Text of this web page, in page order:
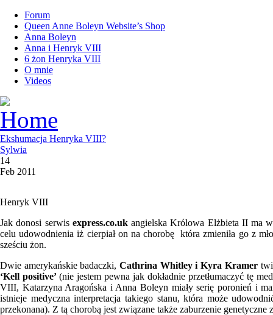
Forum
Queen Anne Boleyn Website’s Shop
Anna Boleyn
Anna i Henryk VIII
6 żon Henryka VIII
O mnie
Videos
Ekshumacja Henryka VIII?
Sylwia
14
Feb 2011
Henryk VIII
Jak donosi serwis express.co.ukangielska Królowa Elżbieta II ma
celu udowodnienia iż cierpiał on na chorobę która zmieniła go z
sześciu żon.
Dwie amerykańskie badaczki,Cathrina Whitley i Kyra Kramer
‘Kell positive’ (nie jestem pewna jak dokładnie przetłumaczyć tę
VIII, Katarzyna Aragońska i Anna Boleyn miały serię poronień i
istnieje medyczna interpretacja takiego stanu, która może
przekonana). Z tą chorobą jest związane także zaburzenie genetyczne